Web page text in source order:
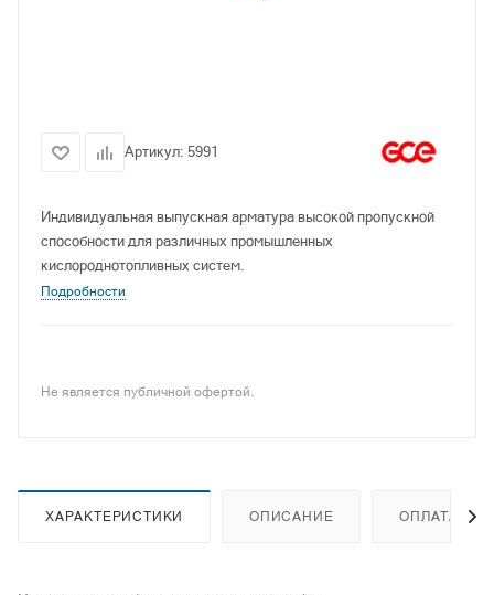
Артикул: 5991
Индивидуальная выпускная арматура высокой пропускной
способности для различных промышленных
кислороднотопливных систем.
Подробности
Не является публичной офертой.
ХАРАКТЕРИСТИКИ ОПИСАНИЕ ОПЛАТА